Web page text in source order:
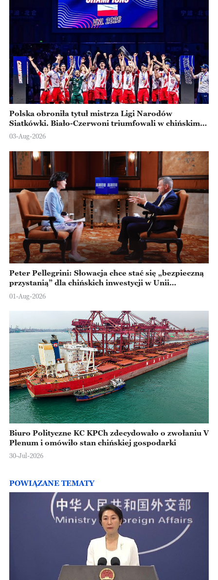
Polska obroniła tytuł mistrza Ligi Narodów
Siatkówki. Biało-Czerwoni triumfowali w chińskim
Ningbo
03-Aug-2026
Peter Pellegrini: Słowacja chce stać się „bezpieczną
przystanią” dla chińskich inwestycji w Unii
Europejskiej
01-Aug-2026
Biuro Polityczne KC KPCh zdecydowało o zwołaniu V
Plenum i omówiło stan chińskiej gospodarki
30-Jul-2026
POWIĄZANE TEMATY